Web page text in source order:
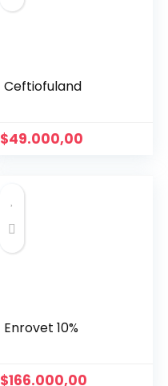
Ceftiofuland
$49.000,00
Enrovet 10%
$166.000,00